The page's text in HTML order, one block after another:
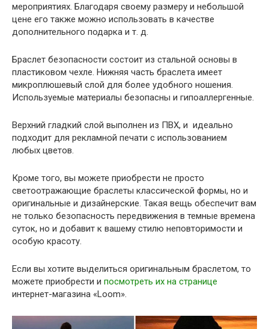
мероприятиях. Благодаря своему размеру и небольшой
цене его также можно использовать в качестве
дополнительного подарка и т. д.
Браслет безопасности состоит из стальной основы в
пластиковом чехле. Нижняя часть браслета имеет
микроплюшевый слой для более удобного ношения.
Используемые материалы безопасны и гипоаллергенные.
Верхний гладкий слой выполнен из ПВХ, и идеально
подходит для рекламной печати с использованием
любых цветов.
Кроме того, вы можете приобрести не просто
светоотражающие браслеты классической формы, но и
оригинальные и дизайнерские. Такая вещь обеспечит вам
не только безопасность передвижения в темные времена
суток, но и добавит к вашему стилю неповторимости и
особую красоту.
Если вы хотите выделиться оригинальным браслетом, то
можете приобрести и посмотреть их на странице
интернет-магазина «Loom».